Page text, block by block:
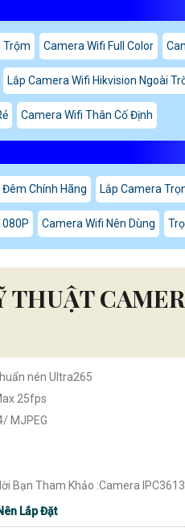
Trộm Camera Wifi Full Color
Lắp Camera Wifi Hikvision Ngoài
Camera Wifi Thân Cố Định
Chính Hãng Lắp Camera
Camera Wifi Nên Dùng
THUẬT
nén Ultra265
25fps
MJPEG
Bạn Tham Khảo :Camera
Lắp Đặt